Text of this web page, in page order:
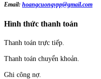
Email: hoangcuongvpp@gmail.com
Hình thức thanh toán
Thanh toán trực tiếp.
Thanh toán chuyển khoản.
Ghi công nợ.